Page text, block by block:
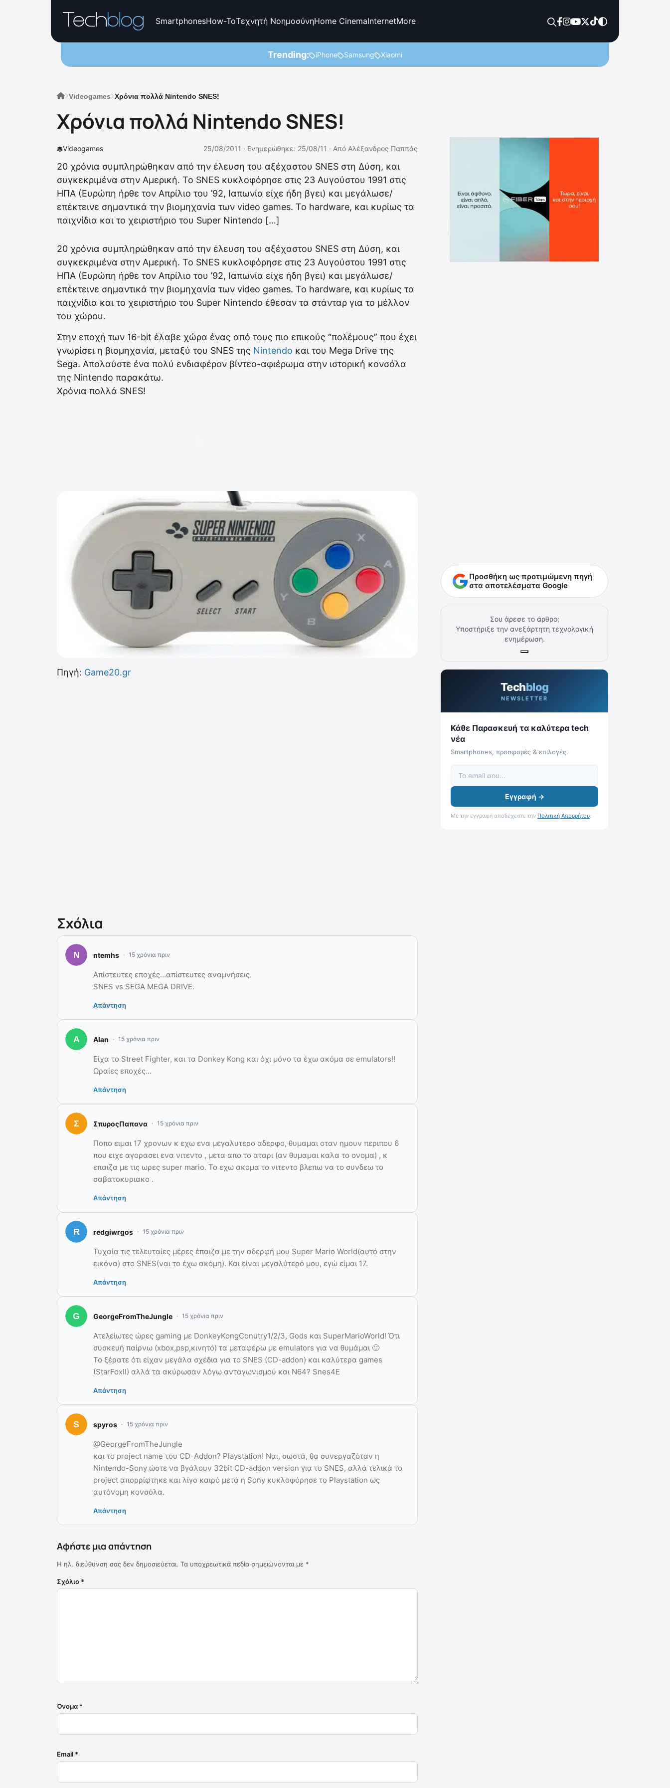
SmartphonesHow-ToΤεχνητή ΝοημοσύνηHome CinemaInternetMore
Trending: iPhone Samsung Xiaomi
Videogames Xρόνια πολλά Nintendo SNES!
Xρόνια πολλά Nintendo SNES!
Videogames 25/08/2011 · Ενημερώθηκε: 25/08/11 · Από Αλέξανδρος Παππάς
20 χρόνια συμπληρώθηκαν από την έλευση του αξέχαστου SNES στη Δύση, και
συγκεκριμένα στην Αμερική. Το SNES κυκλοφόρησε στις 23 Αυγούστου 1991 στις
ΗΠΑ (Ευρώπη ήρθε τον Απρίλιο του ’92, Ιαπωνία είχε ήδη βγει) και μεγάλωσε/
επέκτεινε σημαντικά την βιομηχανία των video games. To hardware, και κυρίως τα
παιχνίδια και το χειριστήριο του Super Nintendo […]
20 χρόνια συμπληρώθηκαν από την έλευση του αξέχαστου SNES στη Δύση, και
συγκεκριμένα στην Αμερική. Το SNES κυκλοφόρησε στις 23 Αυγούστου 1991 στις
ΗΠΑ (Ευρώπη ήρθε τον Απρίλιο του ’92, Ιαπωνία είχε ήδη βγει) και μεγάλωσε/
επέκτεινε σημαντικά την βιομηχανία των video games. To hardware, και κυρίως τα
παιχνίδια και το χειριστήριο του Super Nintendo έθεσαν τα στάνταρ για το μέλλον
του χώρου.
Στην εποχή των 16-bit έλαβε χώρα ένας από τους πιο επικούς “πολέμους” που έχει
γνωρίσει η βιομηχανία, μεταξύ του SNES της Nintendo και του Mega Drive της
Sega. Απολαύστε ένα πολύ ενδιαφέρον βίντεο-αφιέρωμα στην ιστορική κονσόλα
της Nintendo παρακάτω.
Χρόνια πολλά SNES!
Πηγή: Game20.gr
Σχόλια
ntemhs 15 χρόνια πριν
Απίστευτες εποχές…απίστευτες αναμνήσεις.
SNES vs SEGA MEGA DRIVE.
Απάντηση
Alan 15 χρόνια πριν
Είχα το Street Fighter, και τα Donkey Kong και όχι μόνο τα έχω ακόμα σε emulators!!
Ωραίες εποχές…
Απάντηση
ΣπυροςΠαπανα 15 χρόνια πριν
Ποπο ειμαι 17 χρονων κ εχω ενα μεγαλυτερο αδερφο, θυμαμαι οταν ημουν περιπου 6
που ειχε αγορασει ενα νιτεντο , μετα απο το αταρι (αν θυμαμαι καλα το ονομα) , κ
επαιζα με τις ωρες super mario. Το εχω ακομα το νιτεντο βλεπω να το συνδεω το
σαβατοκυριακο .
Απάντηση
redgiwrgos 15 χρόνια πριν
Τυχαία τις τελευταίες μέρες έπαιζα με την αδερφή μου Super Mario World(αυτό στην
εικόνα) στο SNES(ναι το έχω ακόμη). Και είναι μεγαλύτερό μου, εγώ είμαι 17.
Απάντηση
GeorgeFromTheJungle 15 χρόνια πριν
Ατελείωτες ώρες gaming με DonkeyKongConutry1/2/3, Gods και SuperMarioWorld! Ότι
συσκευή παίρνω (xbox,psp,κινητό) τα μεταφέρω με emulators για να θυμάμαι 🙂
Το ξέρατε ότι είχαν μεγάλα σχέδια για το SNES (CD-addon) και καλύτερα games
(StarFoxII) αλλά τα ακύρωσαν λόγω ανταγωνισμού και N64? Snes4E
Απάντηση
spyros 15 χρόνια πριν
@GeorgeFromTheJungle
και το project name του CD-Addon? Playstation! Ναι, σωστά, θα συνεργαζόταν η
Nintendo-Sony ώστε να βγάλουν 32bit CD-addon version για το SNES, αλλά τελικά το
project απορρίφτηκε και λίγο καιρό μετά η Sony κυκλοφόρησε το Playstation ως
αυτόνομη κονσόλα.
Απάντηση
Αφήστε μια απάντηση
Η ηλ. διεύθυνση σας δεν δημοσιεύεται. Τα υποχρεωτικά πεδία σημειώνονται με *
Σχόλιο *
Όνομα *
Email *
Προσθήκη ως προτιμώμενη πηγή
στα αποτελέσματα Google
Σου άρεσε το άρθρο;
Υποστήριξε την ανεξάρτητη τεχνολογική
ενημέρωση.
Techblog
NEWSLETTER
Κάθε Παρασκευή τα καλύτερα tech
νέα
Smartphones, προσφορές & επιλογές.
Εγγραφή →
Με την εγγραφή αποδέχεστε την Πολιτική Απορρήτου.